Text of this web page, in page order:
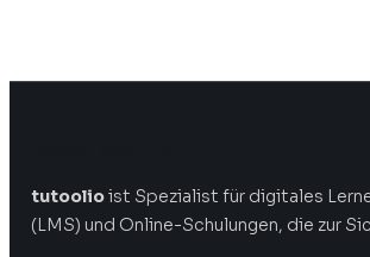
tutoolioist Spezialist für digitales
(LMS) und Online-Schulungen, die zur